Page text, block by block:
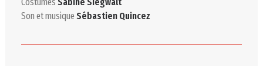
Son et musique Sébastien Quincez